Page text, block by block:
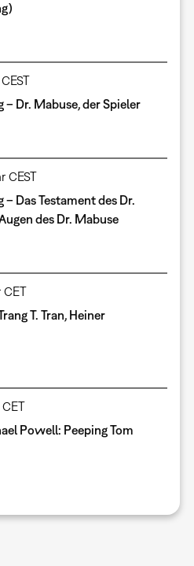
– Dr. Mabuse, der Spieler
CEST
– Das Testament des Dr.
des Dr. Mabuse
CET
T. Tran, Heiner
CET
Powell: Peeping Tom